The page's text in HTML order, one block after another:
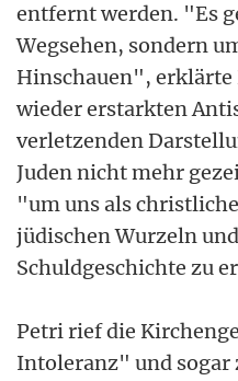
entfernt werden. "Es
Wegsehen, sondern
Hinschauen", erklärte
wieder erstarkten
verletzenden
Juden nicht mehr
"um uns als
jüdischen Wurzeln
Schuldgeschichte zu
Petri rief die
Intoleranz" und sogar